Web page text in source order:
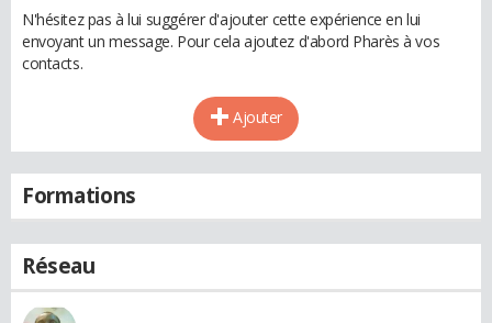
N'hésitez pas à lui suggérer d'ajouter cette expérience en lui
envoyant un message. Pour cela ajoutez d'abord Pharès à vos
contacts.
Ajouter
Formations
Réseau